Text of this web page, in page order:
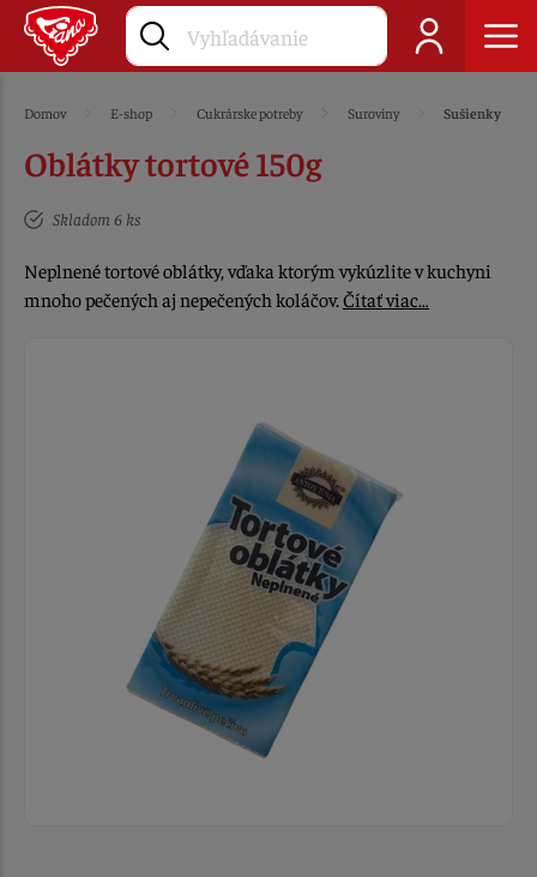
Domov E-shop Cukrárske potreby Suroviny Sušienky
Oblátky tortové 150g
Skladom 6 ks
Neplnené tortové oblátky, vďaka ktorým vykúzlite v kuchyni
mnoho pečených aj nepečených koláčov.Čítať viac…